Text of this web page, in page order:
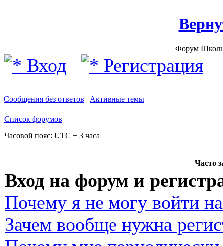
Форум
Вход Регистрация
Сообщения без ответов | Активные темы
Список форумов
Часовой пояс: UTC + 3 часа
Часто
Вход на форум и
Почему я не могу войти
Зачем вообще нужна